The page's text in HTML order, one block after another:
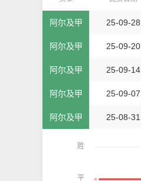
阿尔及甲 25-09-28
阿尔及甲 25-09-20
阿尔及甲 25-09-14
阿尔及甲 25-09-07
阿尔及甲 25-08-31
胜
平